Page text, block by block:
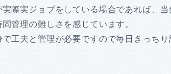
際実ジョブをしている場合であれば、
管理の難しさを感じています。
工夫と管理が必要ですので毎日きっちり